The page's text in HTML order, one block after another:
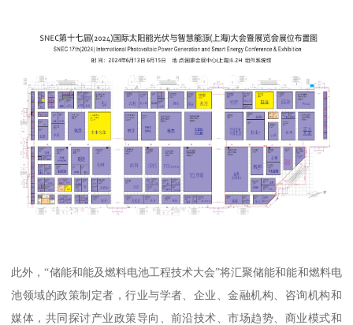
此外，“储能和能及燃料电池工程技术大会”将汇聚储能和能和燃料电
池领域的政策制定者，行业与学者、企业、金融机构、咨询机构和
媒体，共同探讨产业政策导向、前沿技术、市场趋势、商业模式和